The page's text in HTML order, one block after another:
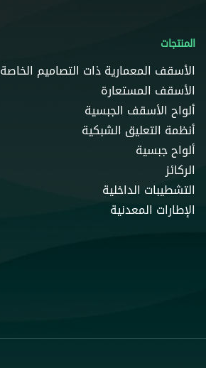
المنتجات
الأسقف المعمارية ذات التصاميم الخاصة
الأسقف المستعارة
ألواح الأسقف الجبسية
أنظمة التعليق الشبكية
ألواح جبسية
الركائز
التشطيبات الداخلية
الإطارات المعدنية